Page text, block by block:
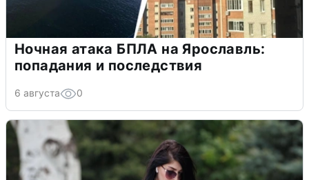
Ночная атака БПЛА на Ярославль:
попадания и последствия
6 августа 0